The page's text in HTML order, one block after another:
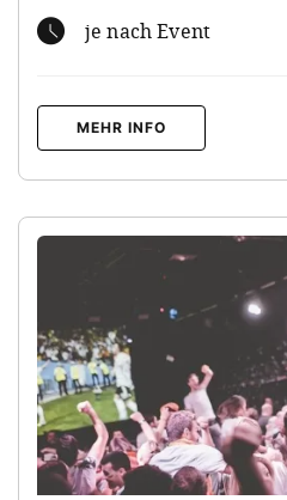
je nach Event
MEHR INFO